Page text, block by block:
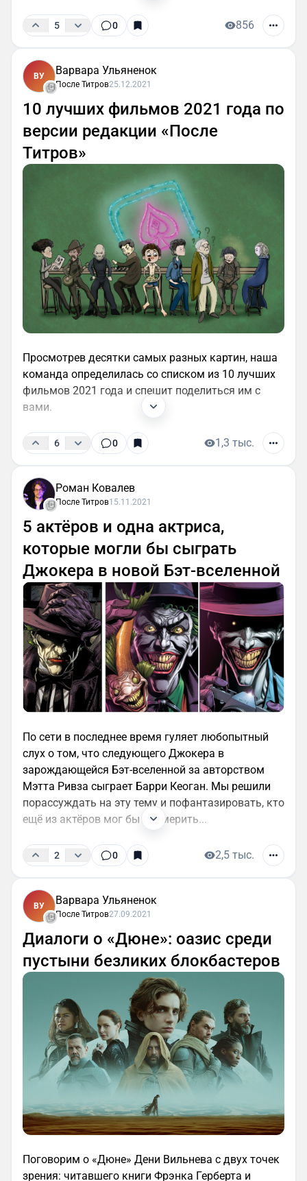
5 0 856
ВУ Варвара Ульяненок
После Титров25.12.2021
10 лучших фильмов 2021 года по
версии редакции «После
Титров»
Просмотрев десятки самых разных картин, наша
команда определилась со списком из 10 лучших
фильмов 2021 года и спешит поделиться им с
вами.
6 0 1,3 тыс.
Роман Ковалев
После Титров15.11.2021
5 актёров и одна актриса,
которые могли бы сыграть
Джокера в новой Бэт-вселенной
По сети в последнее время гуляет любопытный
слух о том, что следующего Джокера в
зарождающейся Бэт-вселенной за авторством
Мэтта Ривза сыграет Барри Кеоган. Мы решили
порассуждать на эту тему и пофантазировать, кто
ещё из актёров мог бы примерить...
2 0 2,5 тыс.
ВУ Варвара Ульяненок
После Титров27.09.2021
Диалоги о «Дюне»: оазис среди
пустыни безликих блокбастеров
Поговорим о «Дюне» Дени Вильнева с двух точек
зрения: читавшего книги Фрэнка Герберта и